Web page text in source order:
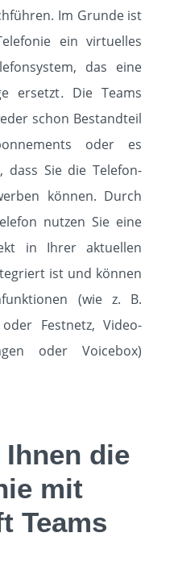
Im Grunde ist
ein virtuelles
das eine
ersetzt. Die Teams
schon Bestandteil
oder es
dass Sie die Telefon-
können. Durch
nutzen Sie eine
in Ihrer aktuellen
ist und können
(wie z. B.
Festnetz, Video-
oder Voicebox)
die
mit
Teams